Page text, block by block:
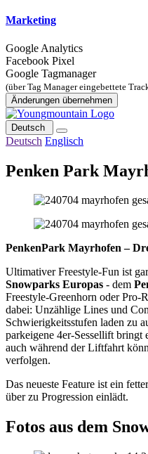
Marketing
Google Analytics
Facebook Pixel
Google Tagmanager
(über Tag Manager eingebettete
Änderungen übernehmen
Deutsch
Deutsch Englisch
Penken Park
PenkenPark Mayrhofen –D
Ultimativer Freestyle-Fun ist
Snowparks Europas - dem
Freestyle-Greenhorn oder Pro-
dabei: Unzählige Lines und
Schwierigkeitsstufen laden zu
parkeigene 4er-Sessellift bringt
auch während der Liftfahrt
verfolgen.
Das neueste Feature ist ein
über zu Progression einlädt.
Fotos aus dem